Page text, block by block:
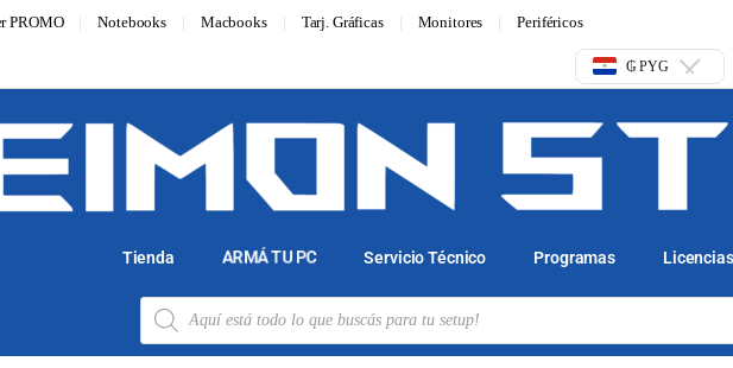
PROMO Notebooks Macbooks Tarj. Gráficas Monitores Periféricos
₲ PYG
Tienda ARMÁ TU PC Servicio Técnico Programas Licencias